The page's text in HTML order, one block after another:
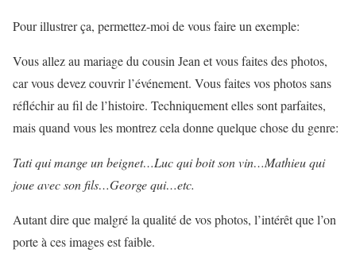
Pour illustrer ça, permettez-moi de vous faire un exemple:
Vous allez au mariage du cousin Jean et vous faites des photos,
car vous devez couvrir l’événement. Vous faites vos photos sans
réfléchir au fil de l’histoire. Techniquement elles sont parfaites,
mais quand vous les montrez cela donne quelque chose du genre:
Tati qui mange un beignet…Luc qui boit son vin…Mathieu qui
joue avec son fils…George qui…etc.
Autant dire que malgré la qualité de vos photos, l’intérêt que l’on
porte à ces images est faible.